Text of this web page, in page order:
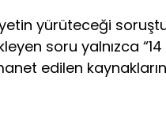
yürüteceği
soru yalnızca
edilen